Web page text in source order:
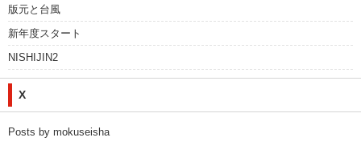
版元と台風
新年度スタート
NISHIJIN2
X
Posts by mokuseisha